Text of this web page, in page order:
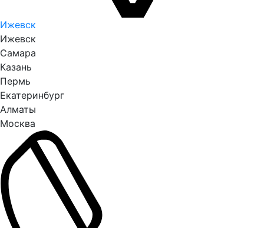
Ижевск
Ижевск
Самара
Казань
Пермь
Екатеринбург
Алматы
Москва